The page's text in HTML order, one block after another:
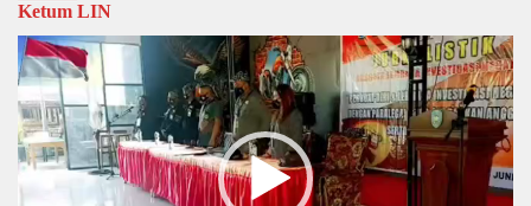
Ketum LIN
Video
Player